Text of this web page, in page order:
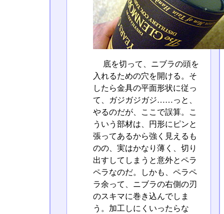
底を切って、ニブラの頭を
入れるための穴を開ける。そ
したら金具の平面形状に従っ
て、ガジガジガジ……っと、
やるのだが、ここで誤算。こ
ういう部材は、円形にピンと
張ってあるから強く見えるも
のの、実はかなり薄く、切り
出すしてしまうと意外とペラ
ペラなのだ。しかも、ペラペ
ラ余って、ニブラの右側の刃
のスキマに巻き込んでしま
う。加工しにくいったらな